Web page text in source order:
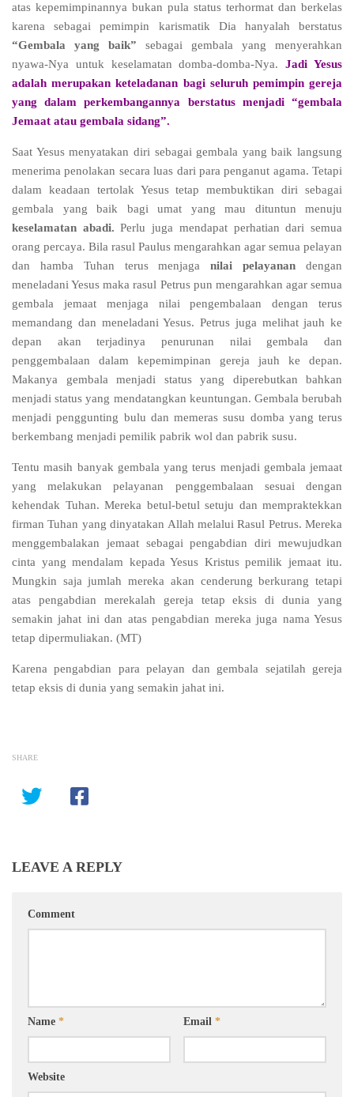
atas kepemimpinannya bukan pula status terhormat dan berkelas
karena sebagai pemimpin karismatik Dia hanyalah berstatus
“Gembala yang baik” sebagai gembala yang menyerahkan
nyawa-Nya untuk keselamatan domba-domba-Nya.Jadi Yesus
adalah merupakan keteladanan bagi seluruh pemimpin gereja
yang dalam perkembangannya berstatus menjadi “gembala
Jemaat atau gembala sidang”.
Saat Yesus menyatakan diri sebagai gembala yang baik langsung
menerima penolakan secara luas dari para penganut agama. Tetapi
dalam keadaan tertolak Yesus tetap membuktikan diri sebagai
gembala yang baik bagi umat yang mau dituntun menuju
keselamatan abadi. Perlu juga mendapat perhatian dari semua
orang percaya. Bila rasul Paulus mengarahkan agar semua pelayan
dan hamba Tuhan terus menjaga nilai pelayanan dengan
meneladani Yesus maka rasul Petrus pun mengarahkan agar semua
gembala jemaat menjaga nilai pengembalaan dengan terus
memandang dan meneladani Yesus. Petrus juga melihat jauh ke
depan akan terjadinya penurunan nilai gembala dan
penggembalaan dalam kepemimpinan gereja jauh ke depan.
Makanya gembala menjadi status yang diperebutkan bahkan
menjadi status yang mendatangkan keuntungan. Gembala berubah
menjadi penggunting bulu dan memeras susu domba yang terus
berkembang menjadi pemilik pabrik wol dan pabrik susu.
Tentu masih banyak gembala yang terus menjadi gembala jemaat
yang melakukan pelayanan penggembalaan sesuai dengan
kehendak Tuhan. Mereka betul-betul setuju dan mempraktekkan
firman Tuhan yang dinyatakan Allah melalui Rasul Petrus. Mereka
menggembalakan jemaat sebagai pengabdian diri mewujudkan
cinta yang mendalam kepada Yesus Kristus pemilik jemaat itu.
Mungkin saja jumlah mereka akan cenderung berkurang tetapi
atas pengabdian merekalah gereja tetap eksis di dunia yang
semakin jahat ini dan atas pengabdian mereka juga nama Yesus
tetap dipermuliakan. (MT)
Karena pengabdian para pelayan dan gembala sejatilah gereja
tetap eksis di dunia yang semakin jahat ini.
SHARE
LEAVE A REPLY
Comment
Name * Email *
Website